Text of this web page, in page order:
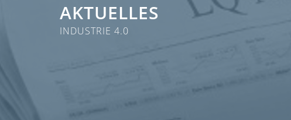
AKTUELLES
INDUSTRIE 4.0